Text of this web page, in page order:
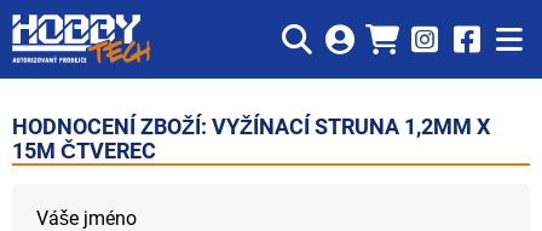
HODNOCENÍ ZBOŽÍ: VYŽÍNACÍ STRUNA 1,2MM X
15M ČTVEREC
Váše jméno